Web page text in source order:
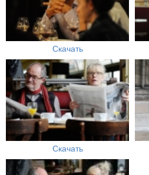
Скачать
Скачать